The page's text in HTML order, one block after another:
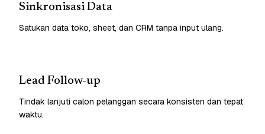
Sinkronisasi Data
Satukan data toko, sheet, dan CRM tanpa input ulang.
Lead Follow-up
Tindak lanjuti calon pelanggan secara konsisten dan tepat
waktu.